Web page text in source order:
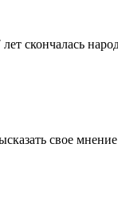
скончалась
свое